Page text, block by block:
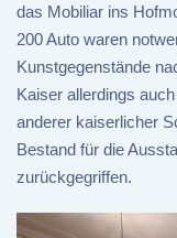
das Mobiliar ins
200 Auto waren
Kunstgegenstände
Kaiser allerdings
anderer kaiserlicher
Bestand für die
zurückgegriffen.